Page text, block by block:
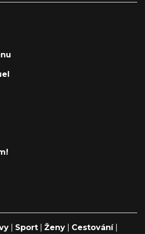
Sport Ženy Cestování|